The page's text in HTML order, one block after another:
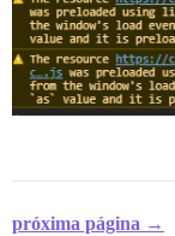
próxima página →